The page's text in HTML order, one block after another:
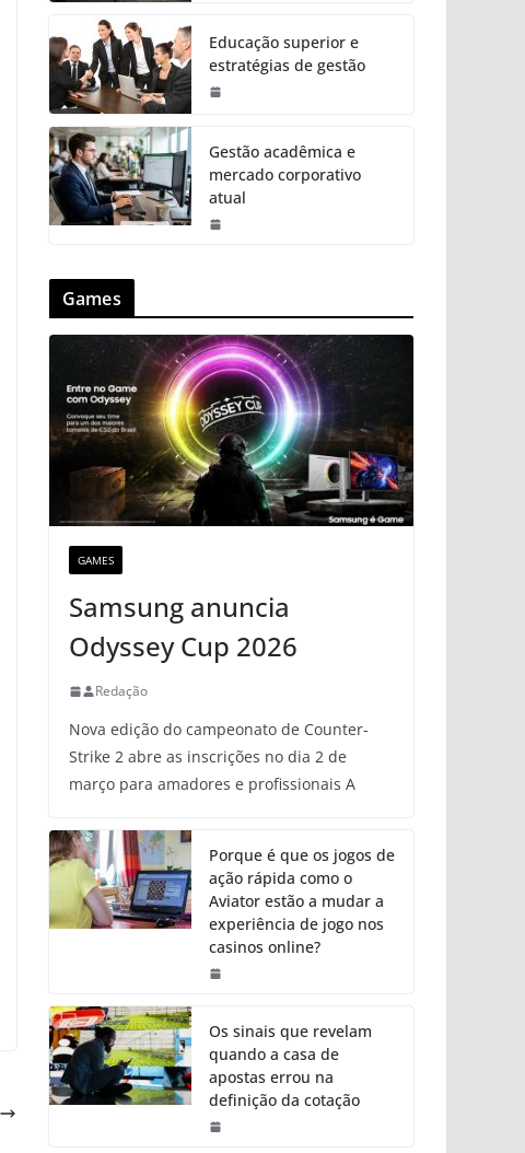
Educação superior e
estratégias de gestão
Gestão acadêmica e
mercado corporativo
atual
Games
GAMES
Samsung anuncia
Odyssey Cup 2026
Redação
Nova edição do campeonato de Counter-
Strike 2 abre as inscrições no dia 2 de
março para amadores e profissionais A
Porque é que os jogos de
ação rápida como o
Aviator estão a mudar a
experiência de jogo nos
casinos online?
Os sinais que revelam
quando a casa de
apostas errou na
definição da cotação